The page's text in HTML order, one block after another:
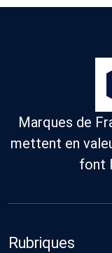
Marques de
mettent en
font
Rubriques